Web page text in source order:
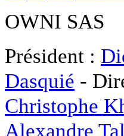
OWNI SAS
Président :
Dasquié -
Christophe
Alexandre